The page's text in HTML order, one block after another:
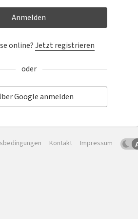
Anmelden
online?Jetzt registrieren
oder
Google anmelden
Kontakt Impressum